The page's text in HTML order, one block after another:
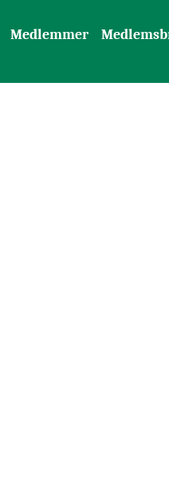
Medlemmer